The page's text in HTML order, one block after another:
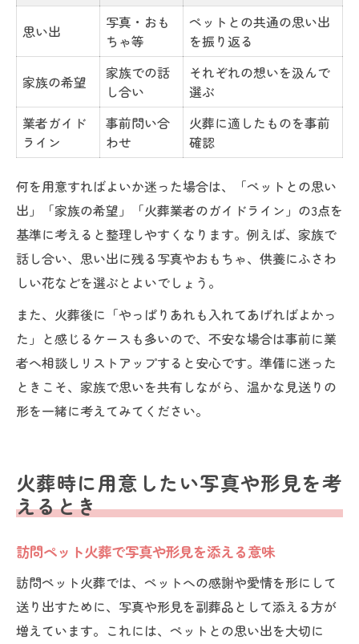
思い出
写真・おも
ちゃ等
ペットとの共通の思い出
を振り返る
家族の希望
家族での話
し合い
それぞれの想いを汲んで
選ぶ
業者ガイド
ライン
事前問い合
わせ
火葬に適したものを事前
確認
何を用意すればよいか迷った場合は、「ペットとの思い
出」「家族の希望」「火葬業者のガイドライン」の3点を
基準に考えると整理しやすくなります。例えば、家族で
話し合い、思い出に残る写真やおもちゃ、供養にふさわ
しい花などを選ぶとよいでしょう。
また、火葬後に「やっぱりあれも入れてあげればよかっ
た」と感じるケースも多いので、不安な場合は事前に業
者へ相談しリストアップすると安心です。準備に迷った
ときこそ、家族で思いを共有しながら、温かな見送りの
形を一緒に考えてみてください。
火葬時に用意したい写真や形見を考
えるとき
訪問ペット火葬で写真や形見を添える意味
訪問ペット火葬では、ペットへの感謝や愛情を形にして
送り出すために、写真や形見を副葬品として添える方が
増えています。これには、ペットとの思い出を大切に